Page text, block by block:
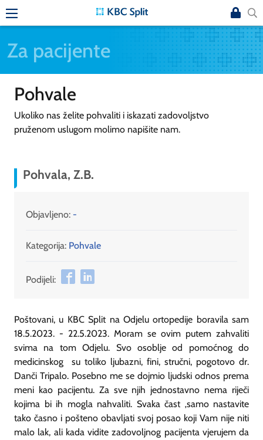
Za pacijente
Pohvale
Ukoliko nas želite pohvaliti i iskazati zadovoljstvo
pruženom uslugom molimo napišite nam.
Pohvala, Z.B.
Objavljeno: -
Kategorija: Pohvale
Podijeli:
Poštovani, u KBC Split na Odjelu ortopedije boravila sam
18.5.2023. - 22.5.2023. Moram se ovim putem zahvaliti
svima na tom Odjelu. Svo osoblje od pomoćnog do
medicinskog su toliko ljubazni, fini, stručni, pogotovo dr.
Danči Tripalo. Posebno me se dojmio ljudski odnos prema
meni kao pacijentu. Za sve njih jednostavno nema riječi
kojima bi ih mogla nahvaliti. Svaka čast ‚samo nastavite
tako časno i pošteno obavljati svoj posao koji Vam nije niti
malo lak, ali kada vidite zadovoljnog pacijenta vjerujem da